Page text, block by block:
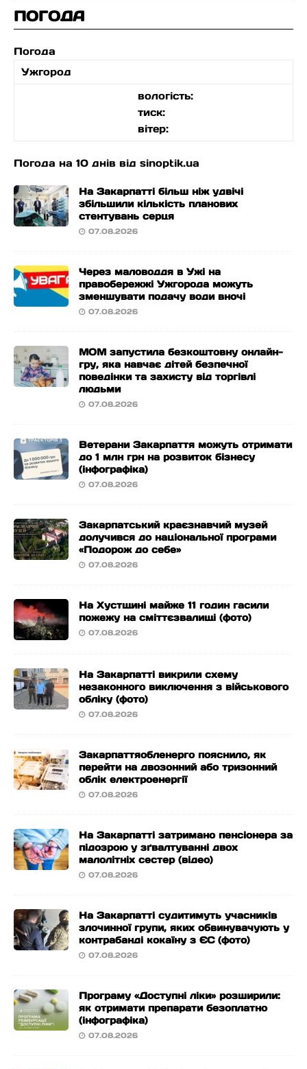
ПОГОДА
Погода
Ужгород
вологість:
тиск:
вітер:
Погода на 10 днів від sinoptik.ua
На Закарпатті більш ніж удвічі
збільшили кількість планових
стентувань серця
07.08.2026
Через маловоддя в Ужі на
правобережжі Ужгорода можуть
зменшувати подачу води вночі
07.08.2026
МОМ запустила безкоштовну онлайн-
гру, яка навчає дітей безпечної
поведінки та захисту від торгівлі
людьми
07.08.2026
Ветерани Закарпаття можуть отримати
до 1 млн грн на розвиток бізнесу
(інфографіка)
07.08.2026
Закарпатський краєзнавчий музей
долучився до національної програми
«Подорож до себе»
07.08.2026
На Хустщині майже 11 годин гасили
пожежу на сміттєзвалищі (фото)
07.08.2026
На Закарпатті викрили схему
незаконного виключення з військового
обліку (фото)
07.08.2026
Закарпаттяобленерго пояснило, як
перейти на двозонний або тризонний
облік електроенергії
07.08.2026
На Закарпатті затримано пенсіонера за
підозрою у зґвалтуванні двох
малолітніх сестер (відео)
07.08.2026
На Закарпатті судитимуть учасників
злочинної групи, яких обвинувачують у
контрабанді кокаїну з ЄС (фото)
07.08.2026
Програму «Доступні ліки» розширили:
як отримати препарати безоплатно
(інфографіка)
07.08.2026